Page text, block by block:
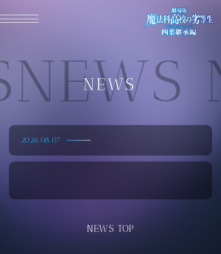
NEWS
NEWS
2026.08.07
NEWS TOP